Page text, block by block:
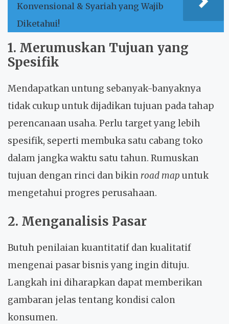
Konvensional & Syariah yang Wajib
Diketahui!
1. Merumuskan Tujuan yang
Spesifik
Mendapatkan untung sebanyak-banyaknya
tidak cukup untuk dijadikan tujuan pada tahap
perencanaan usaha. Perlu target yang lebih
spesifik, seperti membuka satu cabang toko
dalam jangka waktu satu tahun. Rumuskan
tujuan dengan rinci dan bikin road map untuk
mengetahui progres perusahaan.
2. Menganalisis Pasar
Butuh penilaian kuantitatif dan kualitatif
mengenai pasar bisnis yang ingin dituju.
Langkah ini diharapkan dapat memberikan
gambaran jelas tentang kondisi calon
konsumen.